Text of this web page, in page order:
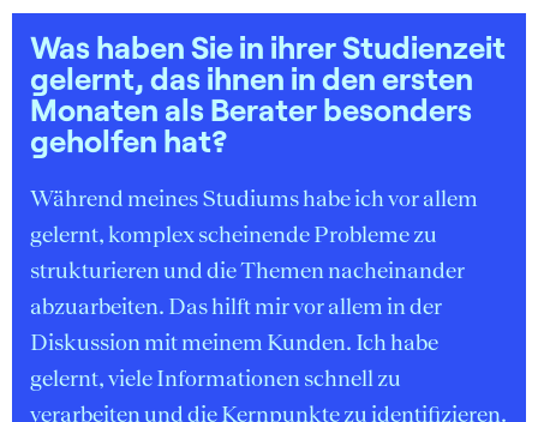
Was haben Sie in ihrer Studienzeit
gelernt, das ihnen in den ersten
Monaten als Berater besonders
geholfen hat?
Während meines Studiums habe ich vor allem
gelernt, komplex scheinende Probleme zu
strukturieren und die Themen nacheinander
abzuarbeiten. Das hilft mir vor allem in der
Diskussion mit meinem Kunden. Ich habe
gelernt, viele Informationen schnell zu
verarbeiten und die Kernpunkte zu identifizieren.